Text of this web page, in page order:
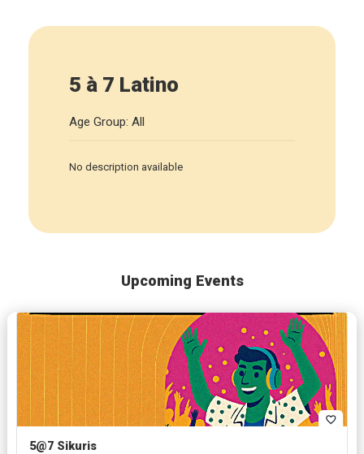
5 à 7 Latino
Age Group: All
No description available
Upcoming Events
favorite_border
5@7 Sikuris